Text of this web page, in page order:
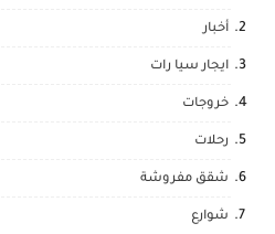
أخبار
ايجار سيا رات
خروجات
رحلات
شقق مفروشة
شوارع